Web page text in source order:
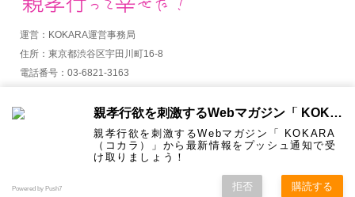
運営：KOKARA運営事務局
住所：東京都渋谷区宇田川町16-8
電話番号：03-6821-3163
詳しくはコチラ
KOKARA. All Rights Reserved.
親孝行欲を刺激するWebマガジン「 KOKARA（コカラ）」から通知を受け取る
親孝行欲を刺激するWebマガジン「 KOKARA
（コカラ）」から最新情報をプッシュ通知で受
け取りましょう！
Powered by Push7 拒否 購読する